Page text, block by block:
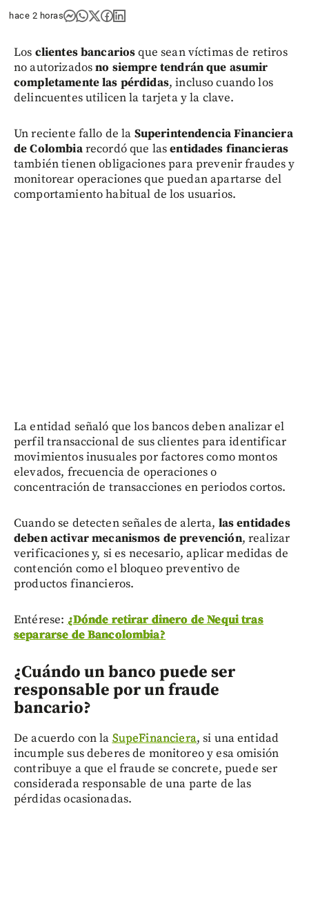
hace 2 horas
Los clientes bancariosque sean víctimas de retiros
no autorizadosno siempre tendrán que asumir
completamente las pérdidas, incluso cuando los
delincuentes utilicen la tarjeta y la clave.
Un reciente fallo de la Superintendencia Financiera
de Colombiarecordó que lasentidades financieras
también tienen obligaciones para prevenir fraudes y
monitorear operaciones que puedan apartarse del
comportamiento habitual de los usuarios.
La entidad señaló que los bancos deben analizar el
perfil transaccional de sus clientes para identificar
movimientos inusuales por factores como montos
elevados, frecuencia de operaciones o
concentración de transacciones en periodos cortos.
Cuando se detecten señales de alerta, las entidades
deben activar mecanismos de prevención, realizar
verificaciones y, si es necesario, aplicar medidas de
contención como el bloqueo preventivo de
productos financieros.
Entérese: ¿Dónde retirar dinero de Nequi tras
separarse de Bancolombia?
¿Cuándo un banco puede ser
responsable por un fraude
bancario?
De acuerdo con la SupeFinanciera, si una entidad
incumple sus deberes de monitoreo y esa omisión
contribuye a que el fraude se concrete, puede ser
considerada responsable de una parte de las
pérdidas ocasionadas.